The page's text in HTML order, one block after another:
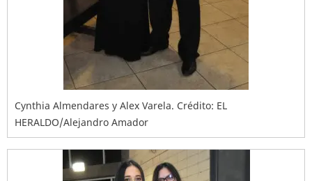
Cynthia Almendares y Alex Varela. Crédito: EL
HERALDO/Alejandro Amador